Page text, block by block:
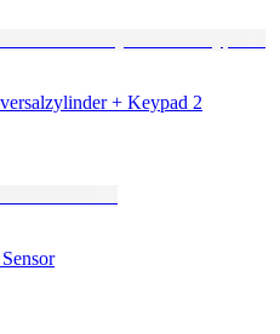
+ Keypad 2